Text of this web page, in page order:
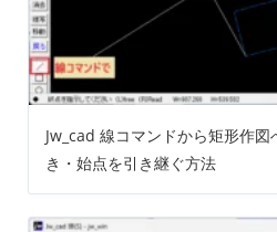
Jw_cad 線コマンドから矩形作
き・始点を引き継ぐ方法